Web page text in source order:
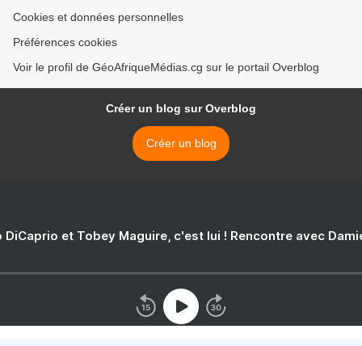
Cookies et données personnelles
Préférences cookies
Voir le profil de GéoAfriqueMédias.cg sur le portail Overblog
Créer un blog sur Overblog
Créer un blog
DiCaprio et Tobey Maguire, c'est lui ! Rencontre avec